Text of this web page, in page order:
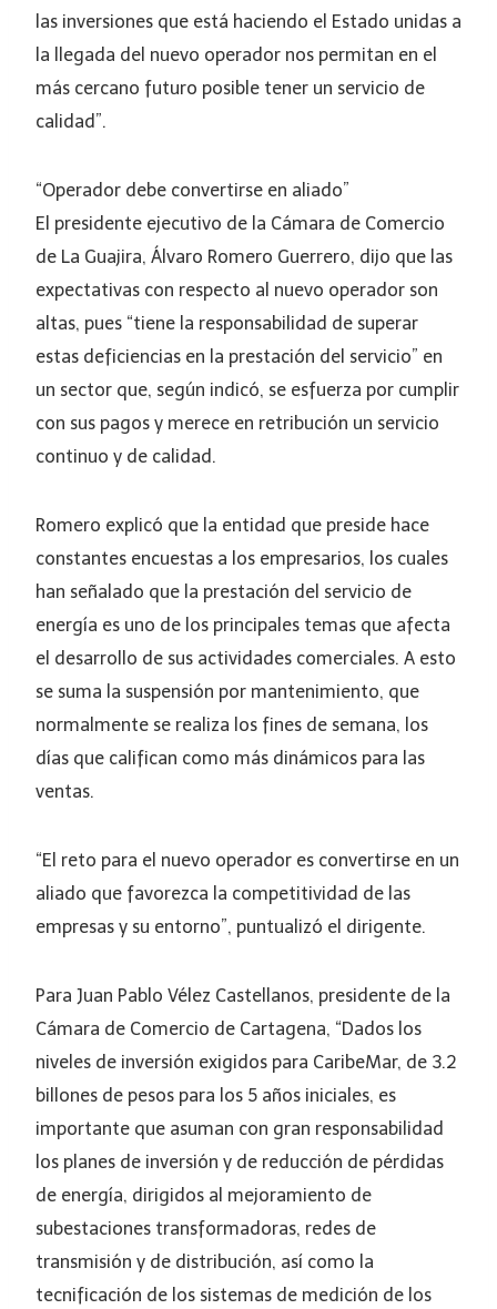
las inversiones que está haciendo el Estado unidas a
la llegada del nuevo operador nos permitan en el
más cercano futuro posible tener un servicio de
calidad”.
“Operador debe convertirse en aliado”
El presidente ejecutivo de la Cámara de Comercio
de La Guajira, Álvaro Romero Guerrero, dijo que las
expectativas con respecto al nuevo operador son
altas, pues “tiene la responsabilidad de superar
estas deficiencias en la prestación del servicio” en
un sector que, según indicó, se esfuerza por cumplir
con sus pagos y merece en retribución un servicio
continuo y de calidad.
Romero explicó que la entidad que preside hace
constantes encuestas a los empresarios, los cuales
han señalado que la prestación del servicio de
energía es uno de los principales temas que afecta
el desarrollo de sus actividades comerciales. A esto
se suma la suspensión por mantenimiento, que
normalmente se realiza los fines de semana, los
días que califican como más dinámicos para las
ventas.
“El reto para el nuevo operador es convertirse en un
aliado que favorezca la competitividad de las
empresas y su entorno”, puntualizó el dirigente.
Para Juan Pablo Vélez Castellanos, presidente de la
Cámara de Comercio de Cartagena, “Dados los
niveles de inversión exigidos para CaribeMar, de 3.2
billones de pesos para los 5 años iniciales, es
importante que asuman con gran responsabilidad
los planes de inversión y de reducción de pérdidas
de energía, dirigidos al mejoramiento de
subestaciones transformadoras, redes de
transmisión y de distribución, así como la
tecnificación de los sistemas de medición de los